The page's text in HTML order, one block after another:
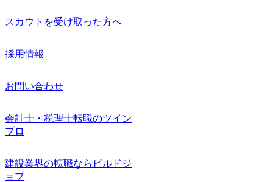
スカウトを受け取った方へ
採用情報
お問い合わせ
会計士・税理士転職のツイン
プロ
建設業界の転職ならビルドジ
ョブ